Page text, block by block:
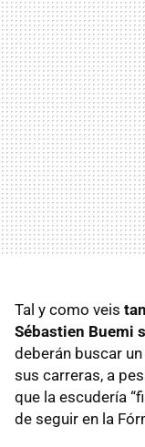
Tal y como veis
Sébastien Buemi
deberán buscar
sus carreras, a
que la escudería
de seguir en la